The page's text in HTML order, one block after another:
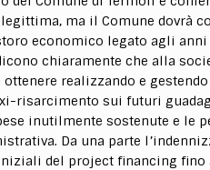
ma il Comune dovrà
economico legato agli
chiaramente che alla
realizzando e
risarcimento sui futuri
inutilmente sostenute e le
Da una parte
del project financing fino